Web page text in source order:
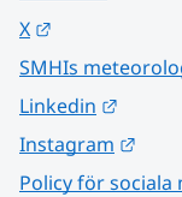
X
SMHIs
Linkedin
Instagram
Policy för sociala